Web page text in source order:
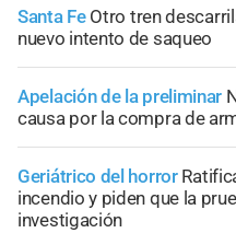
Santa Fe Otro tren
nuevo intento de saqueo
Apelación de la preliminar
causa por la compra de
Geriátrico del horror
incendio y piden que la
investigación